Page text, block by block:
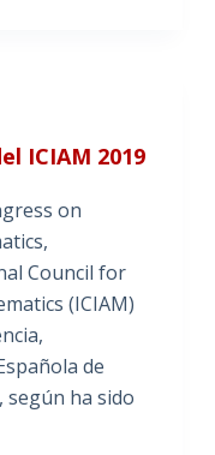
ICIAM 2019
on
Council for
(ICIAM)
de
según ha sido